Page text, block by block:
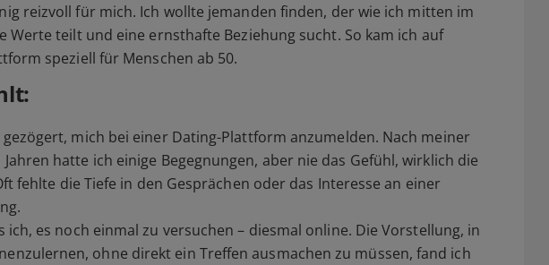
reizvoll für mich. Ich wollte jemanden finden, der wie ich mitten im
Werte teilt und eine ernsthafte Beziehung sucht. So kam ich auf
speziell für Menschen ab 50.
mich bei einer Dating-Plattform anzumelden. Nach meiner
hatte ich einige Begegnungen, aber nie das Gefühl, wirklich die
fehlte die Tiefe in den Gesprächen oder das Interesse an einer
ich, es noch einmal zu versuchen – diesmal online. Die Vorstellung, in
ohne direkt ein Treffen ausmachen zu müssen, fand ich